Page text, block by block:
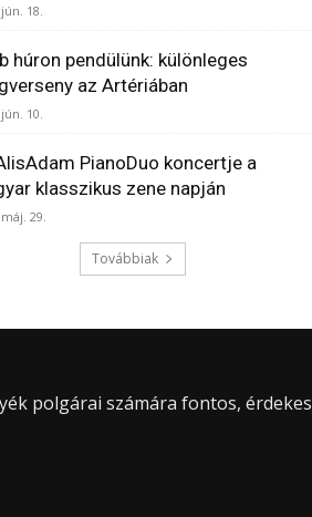
18.
húron pendülünk: különleges
az Artériában
10.
PianoDuo koncertje a
klasszikus zene napján
29.
Továbbiak
polgárai számára fontos, érdekes